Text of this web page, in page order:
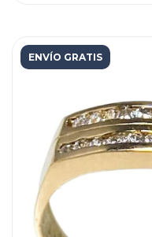
ENVÍO GRATIS